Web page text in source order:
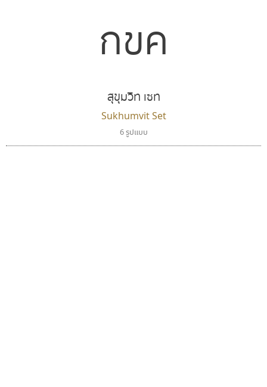
กขค
สุขุมวิท เซท
Sukhumvit Set
6 รูปแบบ